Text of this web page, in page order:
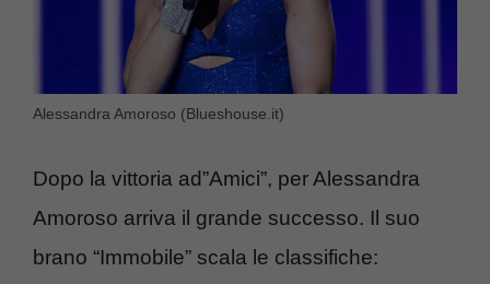
Alessandra Amoroso (Blueshouse.it)
Dopo la vittoria ad”Amici”, per Alessandra
Amoroso arriva il grande successo. Il suo
brano “Immobile” scala le classifiche: